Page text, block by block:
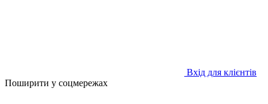
Вхід для клієнтів
Поширити у соцмережах